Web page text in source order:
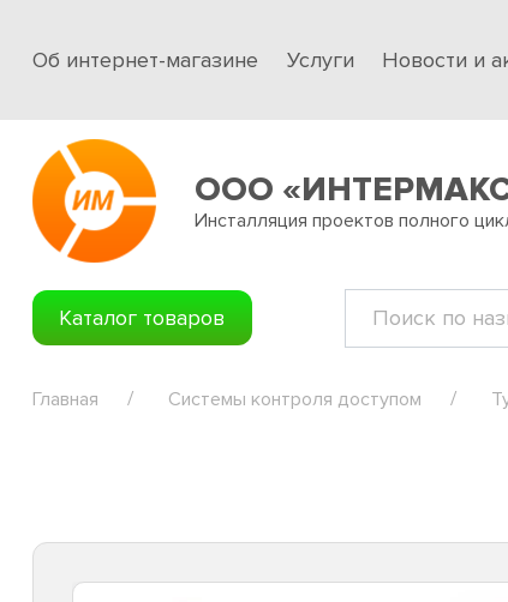
Об интернет-магазине Услуги Новости и
ООО
Инсталляция проектов полного
Каталог товаров
Главная Системы контроля доступом